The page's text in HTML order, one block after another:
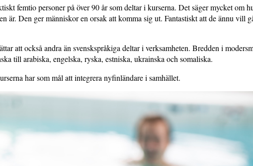
femtio personer på över 90 år som deltar i kurserna. Det säger mycket om
är. Den ger människor en orsak att komma sig ut. Fantastiskt att de ännu vill
att också andra än svenskspråkiga deltar i verksamheten. Bredden i
till arabiska, engelska, ryska, estniska, ukrainska och somaliska.
har som mål att integrera nyfinländare i samhället.